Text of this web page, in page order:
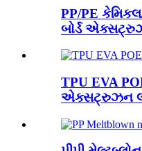
PP/PE
બોર્ડ
TPU EVA
એક્સટ્રુઝન